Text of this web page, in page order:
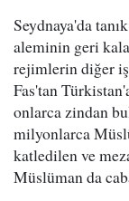
Seydnaya'da
aleminin geri
rejimlerin diğer
Fas'tan
onlarca zindan
milyonlarca
katledilen ve
Müslüman da